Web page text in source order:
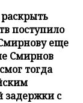
поступило
еще
Смирнов
тогда
задержки с